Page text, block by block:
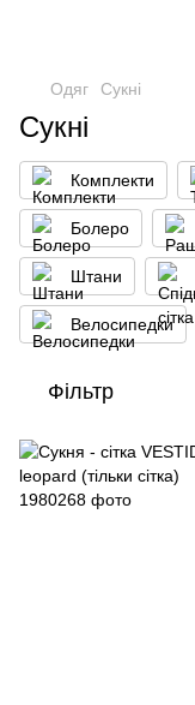
Одяг Сукні
Сукні
Кoмплекти
Болеро
Штани
Велосипедки
Фільтр